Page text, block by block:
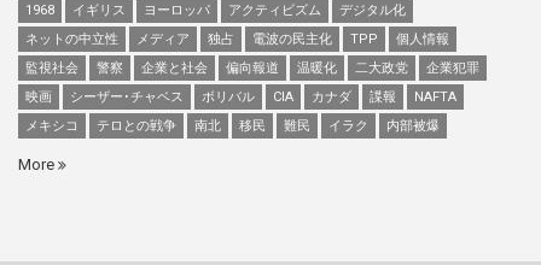
1968
イギリス ヨーロッパ アクティビズム
デジタル化
ネットの中立性
メディア 独占 電波の民主化 TPP
個人情報
監視社会
警察 企業と社会 偏向報道 温暖化 二大政党
企業犯罪
映画
シーザー･チャベス ボリバル CIA カナダ 諜報
NAFTA
メキシコ
テロとの戦争 南北 移民 難民 イラク 内部被爆
More